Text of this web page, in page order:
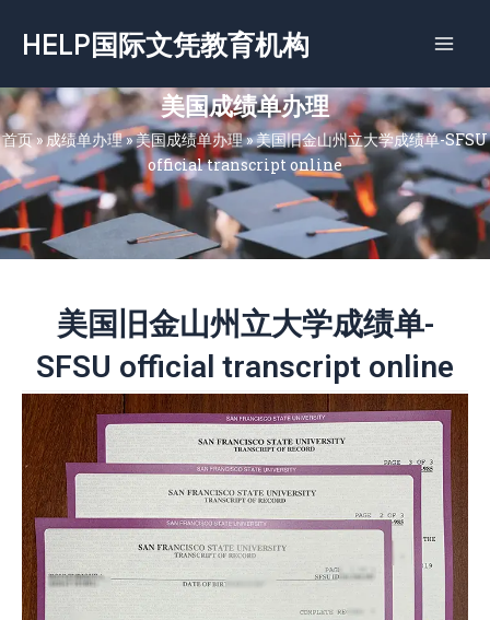
容
HELP国际文凭教育机构
美国成绩单办理
首页»成绩单办理»美国成绩单办理»美国旧金山州立大学成绩单-SFSU
official transcript online
美国旧金山州立大学成绩单-
SFSU official transcript online